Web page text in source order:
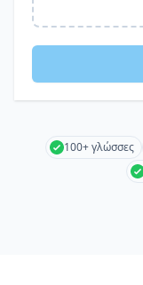
100+ γλώσσες